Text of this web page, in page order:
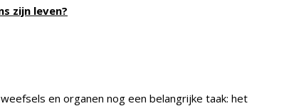
zijn leven?
en organen nog een belangrijke taak: het